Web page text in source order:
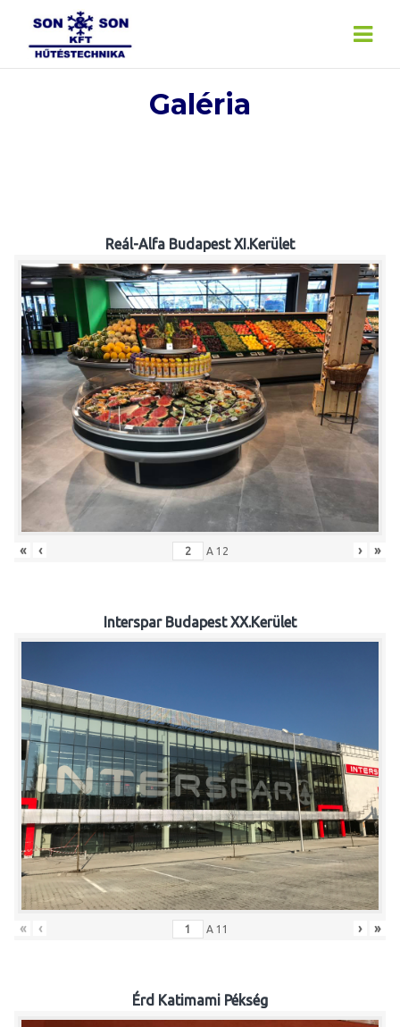
content
Galéria
Reál-Alfa Budapest XI.Kerület
« ‹ A 12 › »
Interspar Budapest XX.Kerület
« ‹ A 11 › »
Érd Katimami Pékség